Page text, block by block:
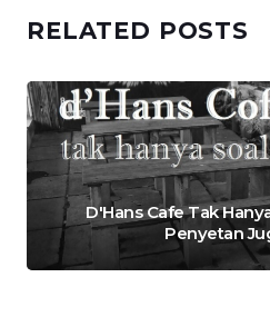
RELATED POSTS
D'Hans Cafe Tak
Penyetan